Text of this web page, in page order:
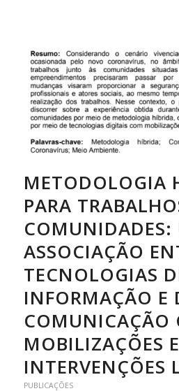
METODOLOGIA
PARA
COMUNIDADES:
ASSOCIAÇÃO
TECNOLOGIAS
INFORMAÇÃO E
COMUNICAÇÃO
MOBILIZAÇÕES E
INTERVENÇÕES
PUBLICAÇÕES